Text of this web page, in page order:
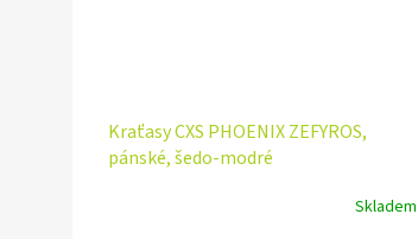
Kraťasy CXS PHOENIX ZEFYROS,
pánské, šedo-modré
Skladem